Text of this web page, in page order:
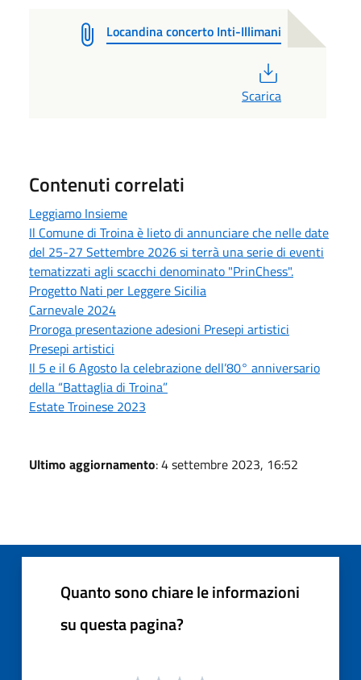
Locandina concerto Inti-Illimani
Scarica
Contenuti correlati
Leggiamo Insieme
Il Comune di Troina è lieto di annunciare che nelle date
del 25-27 Settembre 2026 si terrà una serie di eventi
tematizzati agli scacchi denominato "PrinChess".
Progetto Nati per Leggere Sicilia
Carnevale 2024
Proroga presentazione adesioni Presepi artistici
Presepi artistici
Il 5 e il 6 Agosto la celebrazione dell’80° anniversario
della “Battaglia di Troina”
Estate Troinese 2023
Ultimo aggiornamento: 4 settembre 2023, 16:52
Quanto sono chiare le informazioni
su questa pagina?